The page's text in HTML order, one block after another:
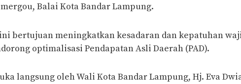
Balai Kota Bandar Lampung.
bertujuan meningkatkan kesadaran dan kepatuhan
optimalisasi Pendapatan Asli Daerah (PAD).
langsung oleh Wali Kota Bandar Lampung, Hj. Eva